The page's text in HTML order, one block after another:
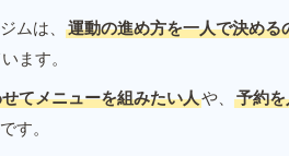
ムは、 運動の進め方を一人で決める
ます。
てメニューを組みたい人や、 予約
す。